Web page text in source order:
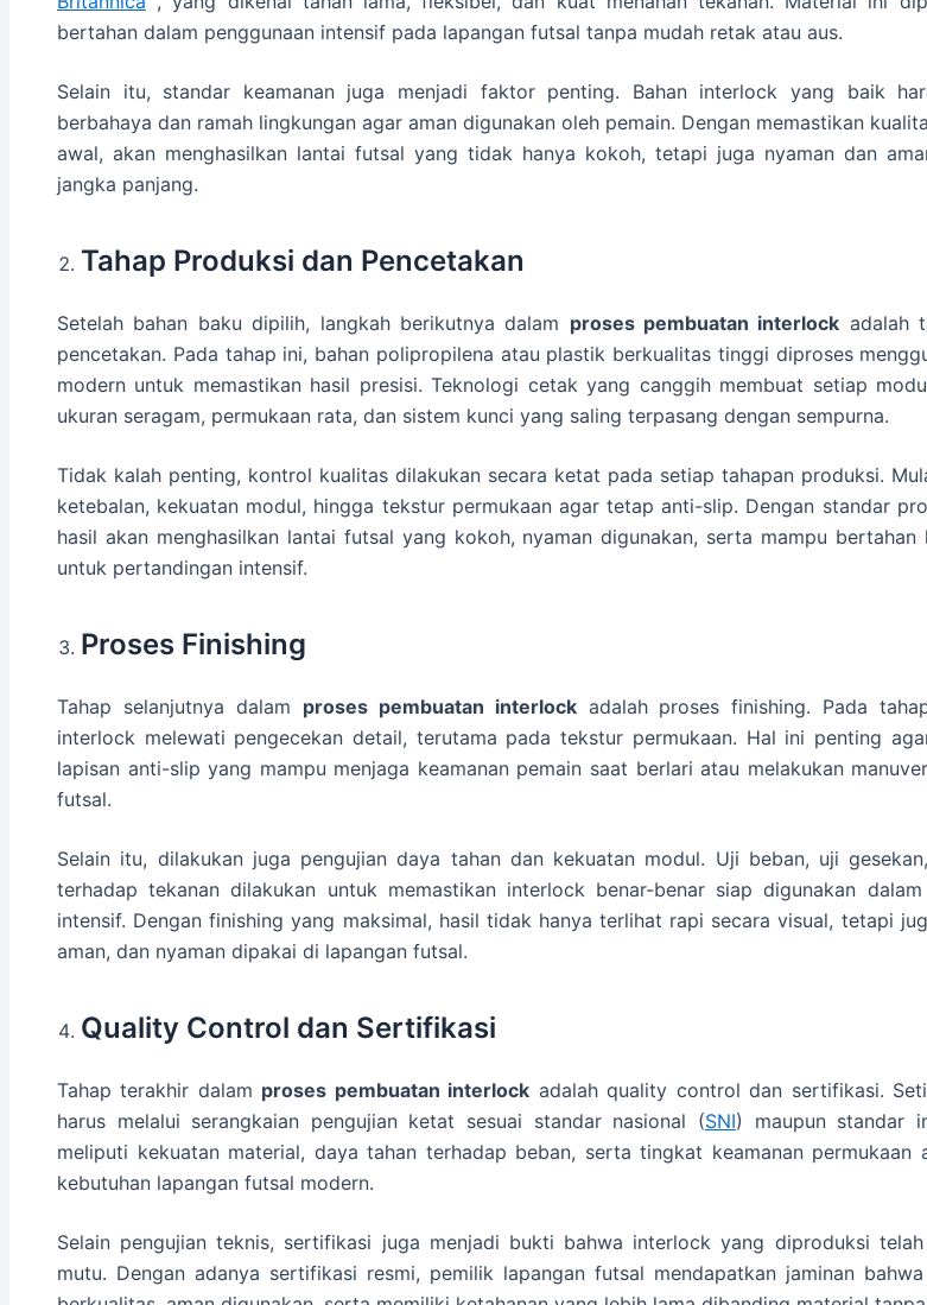
bertahan dalam penggunaan intensif pada lapangan futsal tanpa mudah retak atau aus.
Selain itu, standar keamanan juga menjadi faktor penting. Bahan interlock yang baik
berbahaya dan ramah lingkungan agar aman digunakan oleh pemain. Dengan memastikan
awal, akan menghasilkan lantai futsal yang tidak hanya kokoh, tetapi juga nyaman dan
jangka panjang.
Tahap Produksi dan Pencetakan
Setelah bahan baku dipilih, langkah berikutnya dalam proses pembuatan interlock adalah
pencetakan. Pada tahap ini, bahan polipropilena atau plastik berkualitas tinggi diproses
modern untuk memastikan hasil presisi. Teknologi cetak yang canggih membuat setiap
ukuran seragam, permukaan rata, dan sistem kunci yang saling terpasang dengan sempurna.
Tidak kalah penting, kontrol kualitas dilakukan secara ketat pada setiap tahapan produksi.
ketebalan, kekuatan modul, hingga tekstur permukaan agar tetap anti-slip. Dengan standar
hasil akan menghasilkan lantai futsal yang kokoh, nyaman digunakan, serta mampu bertahan
untuk pertandingan intensif.
Proses Finishing
Tahap selanjutnya dalam proses pembuatan interlockadalah proses finishing. Pada
interlock melewati pengecekan detail, terutama pada tekstur permukaan. Hal ini penting
lapisan anti-slip yang mampu menjaga keamanan pemain saat berlari atau melakukan
futsal.
Selain itu, dilakukan juga pengujian daya tahan dan kekuatan modul. Uji beban, uji
terhadap tekanan dilakukan untuk memastikan interlock benar-benar siap digunakan
intensif. Dengan finishing yang maksimal, hasil tidak hanya terlihat rapi secara visual, tetapi
aman, dan nyaman dipakai di lapangan futsal.
Quality Control dan Sertifikasi
Tahap terakhir dalam proses pembuatan interlock adalah quality control dan sertifikasi.
harus melalui serangkaian pengujian ketat sesuai standar nasional (SNI) maupun standar
meliputi kekuatan material, daya tahan terhadap beban, serta tingkat keamanan permukaan
kebutuhan lapangan futsal modern.
Selain pengujian teknis, sertifikasi juga menjadi bukti bahwa interlock yang diproduksi telah
mutu. Dengan adanya sertifikasi resmi, pemilik lapangan futsal mendapatkan jaminan